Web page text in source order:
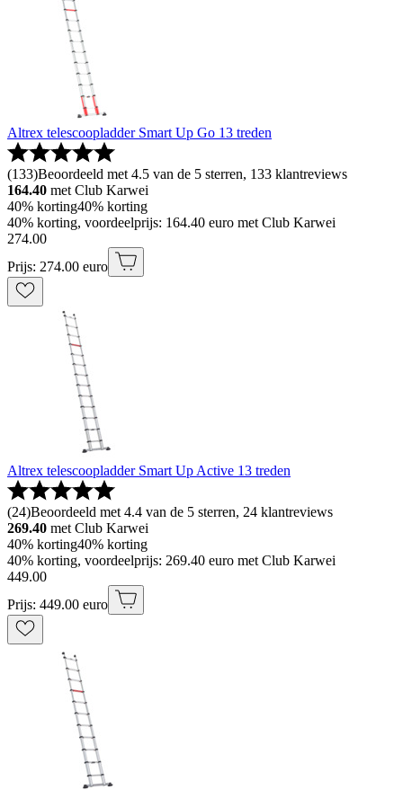
Altrex telescoopladder Smart Up Go 13 treden
(133)Beoordeeld met 4.5 van de 5 sterren, 133 klantreviews
164.40 met Club Karwei
40% korting40% korting
40% korting, voordeelprijs: 164.40 euro met Club Karwei
274.00
Prijs: 274.00 euro
Altrex telescoopladder Smart Up Active 13 treden
(24)Beoordeeld met 4.4 van de 5 sterren, 24 klantreviews
269.40 met Club Karwei
40% korting40% korting
40% korting, voordeelprijs: 269.40 euro met Club Karwei
449.00
Prijs: 449.00 euro